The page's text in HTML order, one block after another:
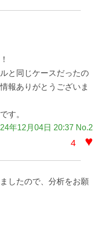
と同じケースだったの
報ありがとうございま
す。
年12月04日 20:37 No.2
4 ♥
したので、分析をお願